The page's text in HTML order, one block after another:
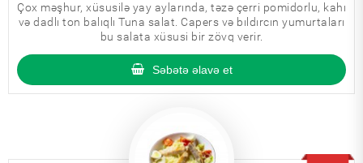
Çox məşhur, xüsusilə yay aylarında, təzə çerri pomidorlu, kahı
və dadlı ton balıqlı Tuna salat. Capers və bıldırcın yumurtaları
bu salata xüsusi bir zövq verir.
Səbətə əlavə et